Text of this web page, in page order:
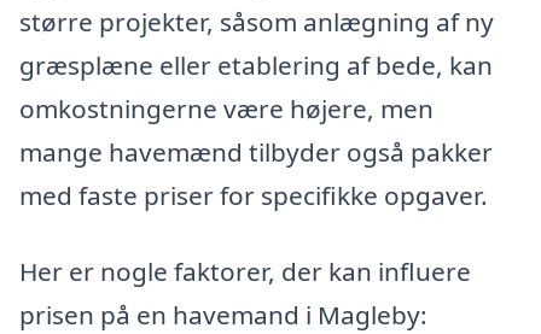
større projekter, såsom anlægning af ny
græsplæne eller etablering af bede, kan
omkostningerne være højere, men
mange havemænd tilbyder også pakker
med faste priser for specifikke opgaver.
Her er nogle faktorer, der kan influere
prisen på en havemand i Magleby: